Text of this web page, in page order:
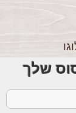
שלך